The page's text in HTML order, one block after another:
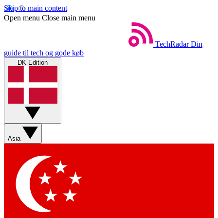
Skip to main content
Open menu Close main menu
TechRadar Din
guide til tech og gode køb
DK Edition
Asia